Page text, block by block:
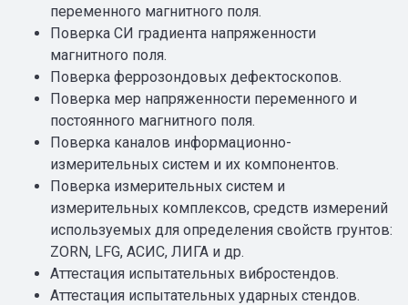
переменного магнитного поля.
Поверка СИ градиента напряженности
магнитного поля.
Поверка феррозондовых дефектоскопов.
Поверка мер напряженности переменного и
постоянного магнитного поля.
Поверка каналов информационно-
измерительных систем и их компонентов.
Поверка измерительных систем и
измерительных комплексов, средств измерений
используемых для определения свойств грунтов:
ZORN, LFG, АСИС, ЛИГА и др.
Аттестация испытательных вибростендов.
Аттестация испытательных ударных стендов.